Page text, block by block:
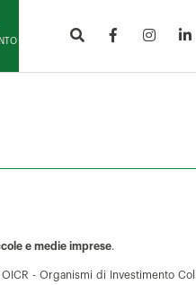
e medie imprese.
- Organismi di Investimento